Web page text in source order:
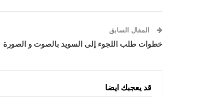
المقال السابق
خطوات طلب اللجوء إلى السويد بالصوت و الصورة
قد يعجبك ايضا